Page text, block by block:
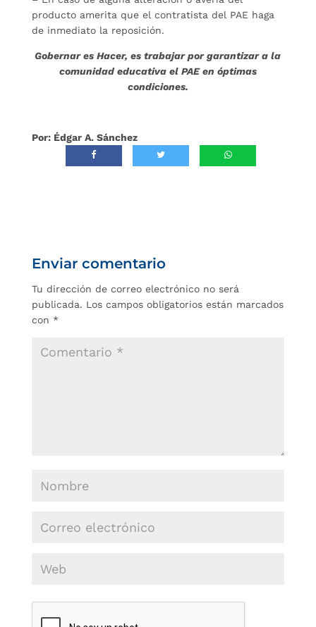
producto amerita que el contratista del PAE haga
de inmediato la reposición.
Gobernar es Hacer, es trabajar por garantizar a la
comunidad educativa el PAE en óptimas
condiciones.
Por: Édgar A. Sánchez
Enviar comentario
Tu dirección de correo electrónico no será
publicada. Los campos obligatorios están marcados
con *